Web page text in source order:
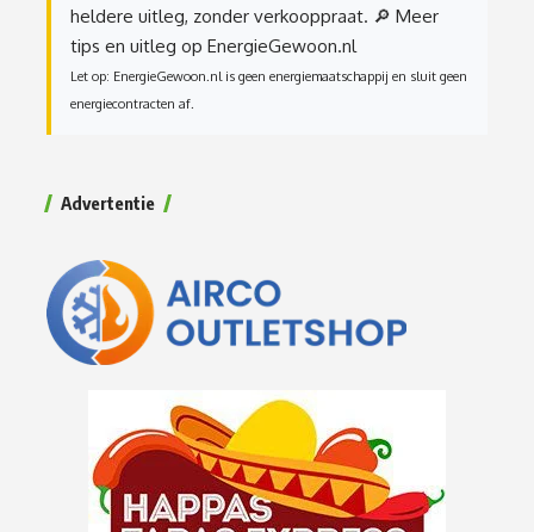
heldere uitleg, zonder verkooppraat. 🔎 Meer
tips en uitleg op EnergieGewoon.nl
Let op: EnergieGewoon.nl is geen energiemaatschappij en sluit geen
energiecontracten af.
Advertentie